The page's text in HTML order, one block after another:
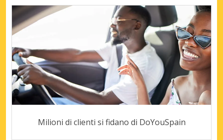
Milioni di clienti si fidano di DoYouSpain